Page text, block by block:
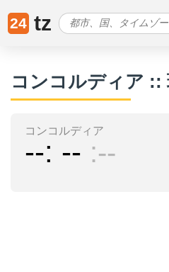
24 tz
コンコルディア ::
コンコルディア
-- -- --